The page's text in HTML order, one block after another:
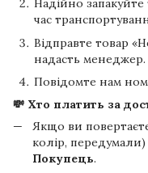
Надійно
час
Відправте товар
надасть менеджер.
Повідомте нам
💸 Хто платить за
Якщо ви
колір,
Покупець.